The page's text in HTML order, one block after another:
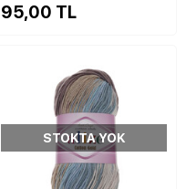
95,00 TL
STOKTA YOK